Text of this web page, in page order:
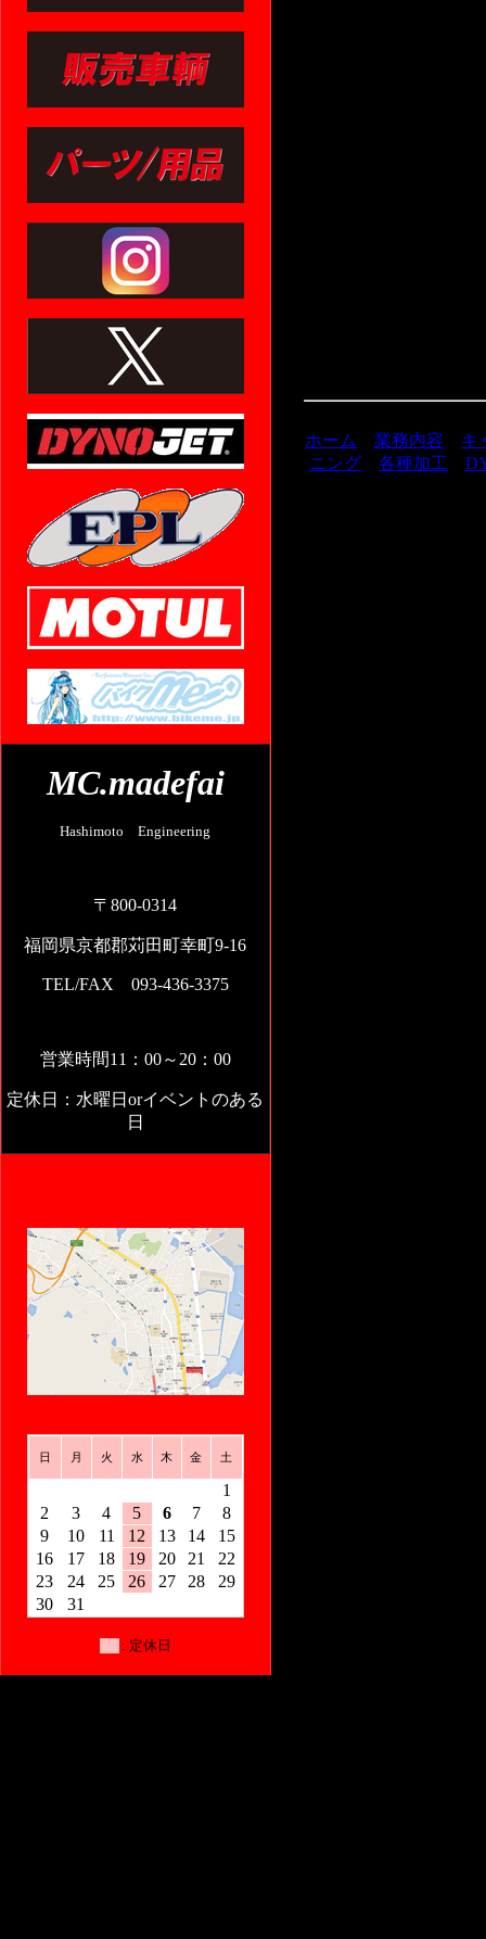
MC.madefai
Hashimoto Engineering
〒800-0314
福岡県京都郡苅田町幸町9-16
TEL/FAX 093-436-3375
営業時間11：00～20：00
定休日：水曜日orイベントのある
日
日 月 火 水 木 金 土
1
2
3 4 5 6 7
8
9
10 11 12 13 14
15
16
17 18 19 20 21
22
23
24 25 26 27 28
29
30
31
: 定休日
ホーム 業務内容
キ
ニング
各種加工